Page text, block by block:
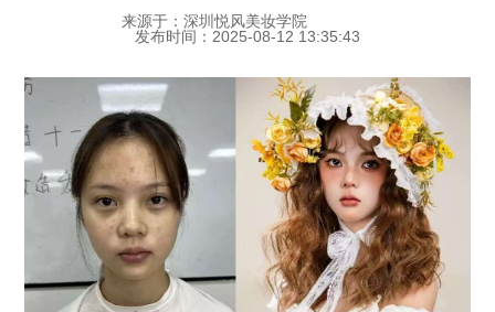
来源于：深圳悦风美妆学院
发布时间：2025-08-12 13:35:43